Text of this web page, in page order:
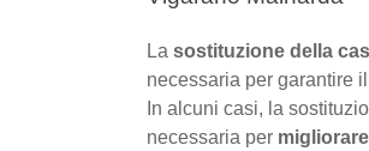
La sostituzione della
necessaria per garantire
In alcuni casi, la
necessaria per